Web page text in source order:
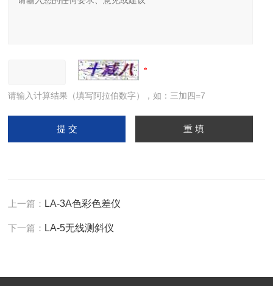
请输入计算结果（填写阿拉伯数字），如：三加四=7
上一篇： LA-3A色彩色差仪
下一篇： LA-5无线测斜仪